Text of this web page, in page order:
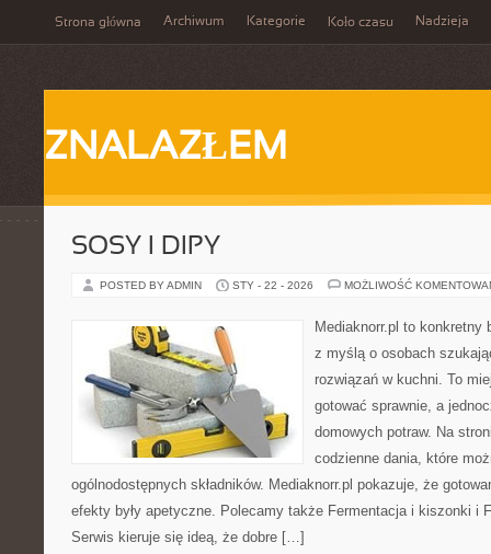
Strona główna Archiwum Kategorie Koło czasu Nadzieja
ZNALAZŁEM
SOSY I DIPY
POSTED BY ADMIN STY - 22 - 2026 MOŻLIWOŚĆ
Mediaknorr.pl to konkretny
z myślą o osobach
rozwiązań w kuchni. To
gotować sprawnie, a
domowych potraw. Na
codzienne dania, które
ogólnodostępnych składników. Mediaknorr.pl pokazuje, że
efekty były apetyczne. Polecamy także Fermentacja i kiszonki i
Serwis kieruje się ideą, że dobre […]